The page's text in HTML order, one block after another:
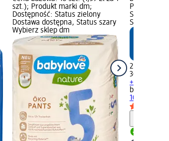
szt.); Produkt marki dm;
Dostępność: Status zielony
Dostawa dostępna, Status szary
Wybierz sklep dm
Produkt
Status
Status
24,95 zł
30 szt.
+ 5 inne
babylove
10-16 kg,